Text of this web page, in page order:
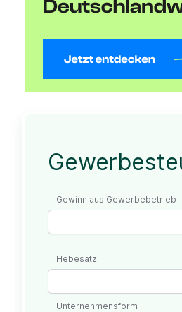
Gewinn aus Gewerbebetrieb
Hebesatz
Unternehmensform